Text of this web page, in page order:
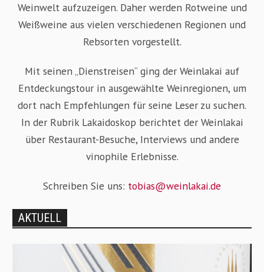
Weinwelt aufzuzeigen. Daher werden Rotweine und
Weißweine aus vielen verschiedenen Regionen und
Rebsorten vorgestellt.
Mit seinen „Dienstreisen“ ging der Weinlakai auf
Entdeckungstour in ausgewählte Weinregionen, um
dort nach Empfehlungen für seine Leser zu suchen.
In der Rubrik Lakaidoskop berichtet der Weinlakai
über Restaurant-Besuche, Interviews und andere
vinophile Erlebnisse.
Schreiben Sie uns: tobias@weinlakai.de
AKTUELL